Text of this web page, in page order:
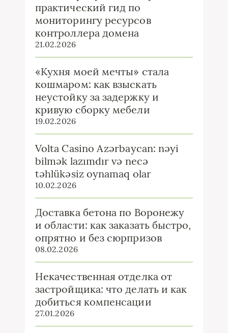
практический гид по
мониторингу ресурсов
контроллера домена
21.02.2026
«Кухня моей мечты» стала
кошмаром: как взыскать
неустойку за задержку и
кривую сборку мебели
19.02.2026
Volta Casino Azərbaycan: nəyi
bilmək lazımdır və necə
təhlükəsiz oynamaq olar
10.02.2026
Доставка бетона по Воронежу
и области: как заказать быстро,
опрятно и без сюрпризов
08.02.2026
Некачественная отделка от
застройщика: что делать и как
добиться компенсации
27.01.2026